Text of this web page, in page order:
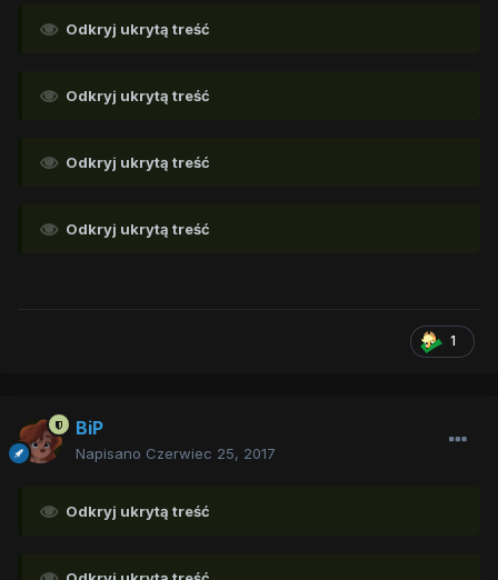
Odkryj ukrytą treść
Odkryj ukrytą treść
Odkryj ukrytą treść
Odkryj ukrytą treść
1
BiP
Napisano Czerwiec 25, 2017
Odkryj ukrytą treść